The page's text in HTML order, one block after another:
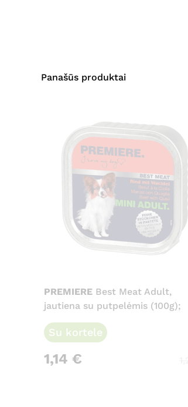
Panašūs produktai
PREMIERE Best Meat Adult,
jautiena su putpelėmis (100g);
Su kortele
1,14 €